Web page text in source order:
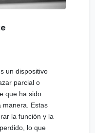
un dispositivo
parcial o
que ha sido
manera. Estas
la función y la
lo que